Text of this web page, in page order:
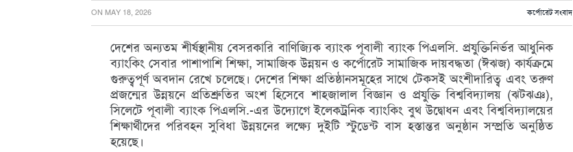
ON MAY 18, 2026 কর্পোরেট সংবাদ
দেশের অন্যতম শীর্ষস্থানীয় বেসরকারি বাণিজ্যিক ব্যাংক পূবালী ব্যাংক পিএলসি. প্রযুক্তিনির্ভর আধুনিক
ব্যাংকিং সেবার পাশাপাশি শিক্ষা, সামাজিক উন্নয়ন ও কর্পোরেট সামাজিক দায়বদ্ধতা (ঈঝজ) কার্যক্রমে
গুরুত্বপূর্ণ অবদান রেখে চলেছে। দেশের শিক্ষা প্রতিষ্ঠানসমূহের সাথে টেকসই অংশীদারিত্ব এবং তরুণ
প্রজন্মের উন্নয়নে প্রতিশ্রুতির অংশ হিসেবে শাহজালাল বিজ্ঞান ও প্রযুক্তি বিশ্ববিদ্যালয় (ঝটঝঞ),
সিলেটে পূবালী ব্যাংক পিএলসি.-এর উদ্যোগে ইলেকট্রনিক ব্যাংকিং বুথ উদ্বোধন এবং বিশ্ববিদ্যালয়ের
শিক্ষার্থীদের পরিবহন সুবিধা উন্নয়নের লক্ষ্যে দুইটি স্টুডেন্ট বাস হস্তান্তর অনুষ্ঠান সম্প্রতি অনুষ্ঠিত
হয়েছে।